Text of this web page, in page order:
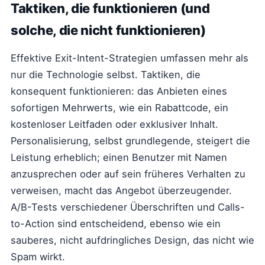
Taktiken, die funktionieren (und
solche, die nicht funktionieren)
Effektive Exit-Intent-Strategien umfassen mehr als
nur die Technologie selbst. Taktiken, die
konsequent funktionieren: das Anbieten eines
sofortigen Mehrwerts, wie ein Rabattcode, ein
kostenloser Leitfaden oder exklusiver Inhalt.
Personalisierung, selbst grundlegende, steigert die
Leistung erheblich; einen Benutzer mit Namen
anzusprechen oder auf sein früheres Verhalten zu
verweisen, macht das Angebot überzeugender.
A/B-Tests verschiedener Überschriften und Calls-
to-Action sind entscheidend, ebenso wie ein
sauberes, nicht aufdringliches Design, das nicht wie
Spam wirkt.